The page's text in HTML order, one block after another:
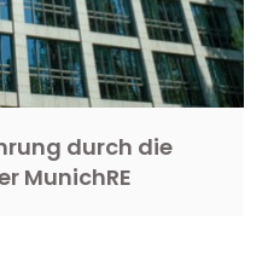
durch die
MunichRE